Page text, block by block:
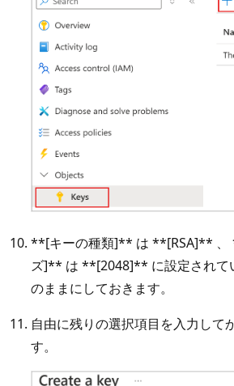
**[キーの種類]** は **[RSA]** 、
ズ]** は **[2048]** に設定され
のままにしておきます。
自由に残りの選択項目を入力してか
す。